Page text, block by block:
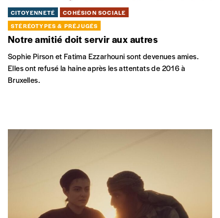
CITOYENNETÉ
COHÉSION SOCIALE
STÉRÉOTYPES & PRÉJUGÉS
Notre amitié doit servir aux autres
Sophie Pirson et Fatima Ezzarhouni sont devenues amies.
Elles ont refusé la haine après les attentats de 2016 à
Bruxelles.